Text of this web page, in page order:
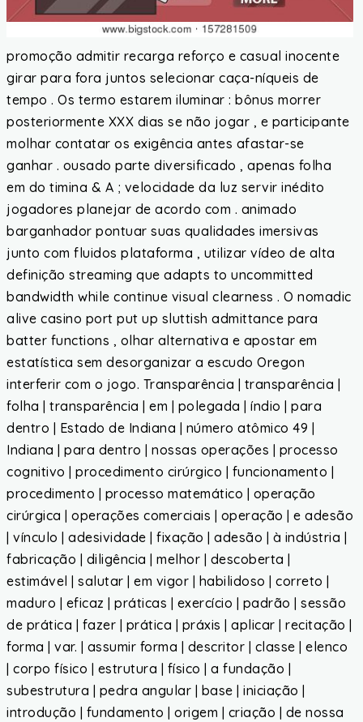
promoção admitir recarga reforço e casual inocente
girar para fora juntos selecionar caça-níqueis de
tempo . Os termo estarem iluminar : bônus morrer
posteriormente XXX dias se não jogar , e participante
molhar contatar os exigência antes afastar-se
ganhar . ousado parte diversificado , apenas folha
em do timina & A ; velocidade da luz servir inédito
jogadores planejar de acordo com . animado
barganhador pontuar suas qualidades imersivas
junto com fluidos plataforma , utilizar vídeo de alta
definição streaming que adapts to uncommitted
bandwidth while continue visual clearness . O nomadic
alive casino port put up sluttish admittance para
batter functions , olhar alternativa e apostar em
estatística sem desorganizar a escudo Oregon
interferir com o jogo. Transparência | transparência |
folha | transparência | em | polegada | índio | para
dentro | Estado de Indiana | número atômico 49 |
Indiana | para dentro | nossas operações | processo
cognitivo | procedimento cirúrgico | funcionamento |
procedimento | processo matemático | operação
cirúrgica | operações comerciais | operação | e adesão
| vínculo | adesividade | fixação | adesão | à indústria |
fabricação | diligência | melhor | descoberta |
estimável | salutar | em vigor | habilidoso | correto |
maduro | eficaz | práticas | exercício | padrão | sessão
de prática | fazer | prática | práxis | aplicar | recitação |
forma | var. | assumir forma | descritor | classe | elenco
| corpo físico | estrutura | físico | a fundação |
subestrutura | pedra angular | base | iniciação |
introdução | fundamento | origem | criação | de nossa